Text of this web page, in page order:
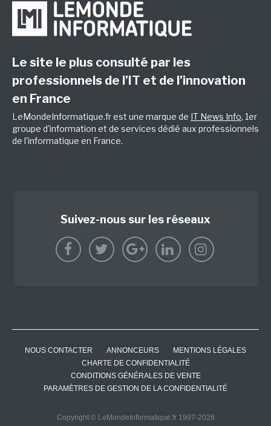
Le site le plus consulté par les
professionnels de l’IT et de l’innovation
en France
LeMondeInformatique.fr est une marque de IT News Info, 1er
groupe d'information et de services dédié aux professionnels
de l'informatique en France.
Suivez-nous sur les réseaux
NOUS CONTACTER ANNONCEURS
MENTIONS LÉGALES
CHARTE DE CONFIDENTIALITÉ
CONDITIONS GÉNÉRALES DE VENTE
PARAMÈTRES DE GESTION DE LA CONFIDENTIALITÉ
Copyright © LeMondeInformatique.fr 1997-2026